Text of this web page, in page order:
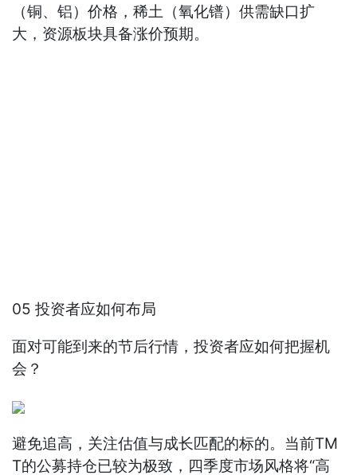
（铜、铝）价格，稀土（氧化镨）供需缺口扩
大，资源板块具备涨价预期。
05 投资者应如何布局
面对可能到来的节后行情，投资者应如何把握机
会？
避免追高，关注估值与成长匹配的标的。当前TM
T的公募持仓已较为极致，四季度市场风格将“高